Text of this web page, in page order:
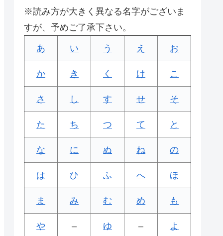
※読み方が大きく異なる名字がございま
すが、予めご了承下さい。
あ い う え お
か き く け こ
さ し す せ そ
た ち つ て と
な に ぬ ね の
は ひ ふ へ ほ
ま み む め も
や – ゆ – よ